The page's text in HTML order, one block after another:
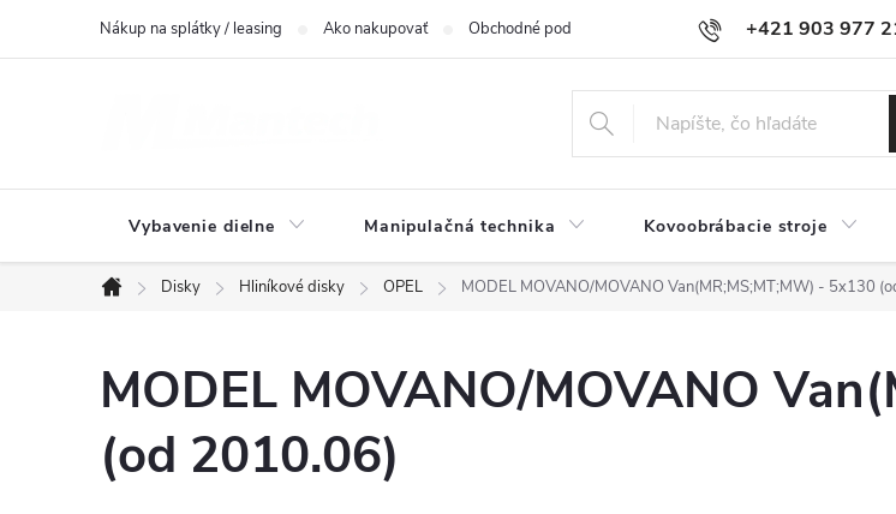
+421 903 977
Nákup na splátky / leasing Ako nakupovať Obchodné podmienky Podmienky ochrany osobných
Vybavenie dielne Manipulačná technika Kovoobrábacie stroje
Domov
Disky Hliníkové disky OPEL MODEL MOVANO/MOVANO Van(MR;MS;MT;MW) - 5x130
MODEL MOVANO/MOVANO
(od 2010.06)